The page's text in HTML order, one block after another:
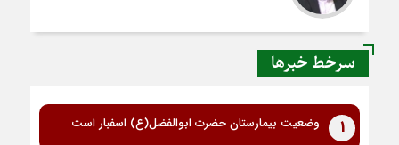
سرخط خبرها
1 وضعیت بیمارستان حضرت ابوالفضل(ع) اسفبار است